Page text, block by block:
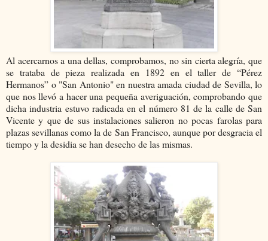
Al acercarnos a una dellas, comprobamos, no sin cierta alegría, que
se trataba de pieza realizada en 1892 en el taller de “Pérez
Hermanos” o "San Antonio" en nuestra amada ciudad de Sevilla, lo
que nos llevó a hacer una pequeña averiguación, comprobando que
dicha industria estuvo radicada en el número 81 de la calle de San
Vicente y que de sus instalaciones salieron no pocas farolas para
plazas sevillanas como la de San Francisco, aunque por desgracia el
tiempo y la desidia se han desecho de las mismas.